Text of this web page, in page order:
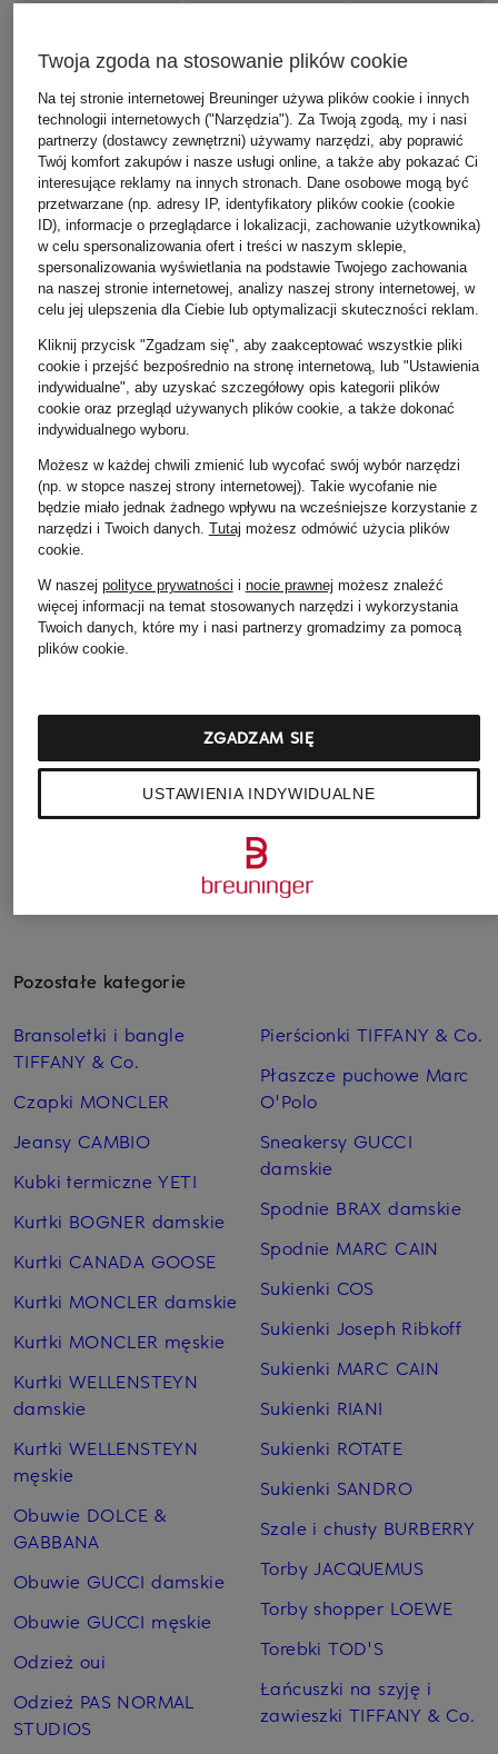
darling harbour
Bluzon satynowy
Najniższa cena:296,65 zł
IQ STUDIO
Satyna
Najniższa cena:594,15 zł
Cena regularna:1 085 zł
Marc O'Polo
kurtka
Najniższa cena:
Pozostałe kategorie
Bransoletki i bangle
TIFFANY & Co.
Czapki MONCLER
Jeansy CAMBIO
Kubki termiczne YETI
Kurtki BOGNER damskie
Kurtki CANADA GOOSE
Kurtki MONCLER damskie
Kurtki MONCLER męskie
Kurtki WELLENSTEYN
damskie
Kurtki WELLENSTEYN
męskie
Obuwie DOLCE &
GABBANA
Obuwie GUCCI damskie
Obuwie GUCCI męskie
Odzież oui
Odzież PAS NORMAL
STUDIOS
Pierścionki TIFFANY & Co.
Płaszcze puchowe Marc
O'Polo
Sneakersy GUCCI
damskie
Spodnie BRAX damskie
Spodnie MARC CAIN
Sukienki COS
Sukienki Joseph Ribkoff
Sukienki MARC CAIN
Sukienki RIANI
Sukienki ROTATE
Sukienki SANDRO
Szale i chusty BURBERRY
Torby JACQUEMUS
Torby shopper LOEWE
Torebki TOD'S
Łańcuszki na szyję i
zawieszki TIFFANY & Co.
Twoja zgoda na stosowanie plików cookie
Na tej stronie internetowej Breuninger używa plików cookie i innych
technologii internetowych ("Narzędzia"). Za Twoją zgodą, my i nasi
partnerzy (dostawcy zewnętrzni) używamy narzędzi, aby poprawić
Twój komfort zakupów i nasze usługi online, a także aby pokazać Ci
interesujące reklamy na innych stronach. Dane osobowe mogą być
przetwarzane (np. adresy IP, identyfikatory plików cookie (cookie
ID), informacje o przeglądarce i lokalizacji, zachowanie użytkownika)
w celu spersonalizowania ofert i treści w naszym sklepie,
spersonalizowania wyświetlania na podstawie Twojego zachowania
na naszej stronie internetowej, analizy naszej strony internetowej, w
celu jej ulepszenia dla Ciebie lub optymalizacji skuteczności reklam.
Kliknij przycisk "Zgadzam się", aby zaakceptować wszystkie pliki
cookie i przejść bezpośrednio na stronę internetową, lub "Ustawienia
indywidualne", aby uzyskać szczegółowy opis kategorii plików
cookie oraz przegląd używanych plików cookie, a także dokonać
indywidualnego wyboru.
Możesz w każdej chwili zmienić lub wycofać swój wybór narzędzi
(np. w stopce naszej strony internetowej). Takie wycofanie nie
będzie miało jednak żadnego wpływu na wcześniejsze korzystanie z
narzędzi i Twoich danych. Tutaj możesz odmówić użycia plików
cookie.
W naszej polityce prywatności i nocie prawnej możesz znaleźć
więcej informacji na temat stosowanych narzędzi i wykorzystania
Twoich danych, które my i nasi partnerzy gromadzimy za pomocą
plików cookie.
USTAWIENIA INDYWIDUALNE
ZGADZAM SIĘ